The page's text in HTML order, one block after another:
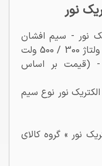
البرز الکتریک نور - سیم افشان
مسی آنیل شده - روکش PVC - ولتاژ 300 / 500 ولت
- (قیمت بر اساس
الکتریک نور نوع سیم
نور » گروه کالای